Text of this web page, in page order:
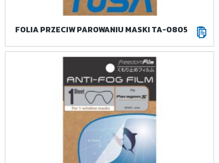
FOLIA PRZECIW PAROWANIU MASKI TA-0805